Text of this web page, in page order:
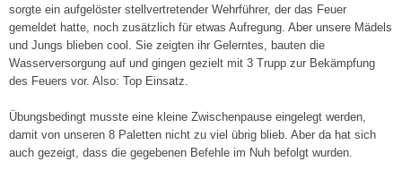
sorgte ein aufgelöster stellvertretender Wehrführer, der das Feuer
gemeldet hatte, noch zusätzlich für etwas Aufregung. Aber unsere Mädels
und Jungs blieben cool. Sie zeigten ihr Gelerntes, bauten die
Wasserversorgung auf und gingen gezielt mit 3 Trupp zur Bekämpfung
des Feuers vor. Also: Top Einsatz.
Übungsbedingt musste eine kleine Zwischenpause eingelegt werden,
damit von unseren 8 Paletten nicht zu viel übrig blieb. Aber da hat sich
auch gezeigt, dass die gegebenen Befehle im Nuh befolgt wurden.